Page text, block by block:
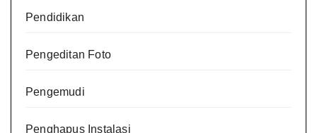
Pendidikan
Pengeditan Foto
Pengemudi
Penghapus Instalasi